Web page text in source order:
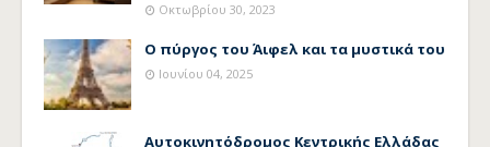
Οκτωβρίου 30, 2023
Ο πύργος του Άιφελ και τα μυστικά του
Ιουνίου 04, 2025
Αυτοκινητόδρομος Κεντρικής Ελλάδας